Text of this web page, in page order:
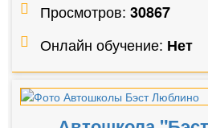
Просмотров: 30867
Онлайн обучение: Нет